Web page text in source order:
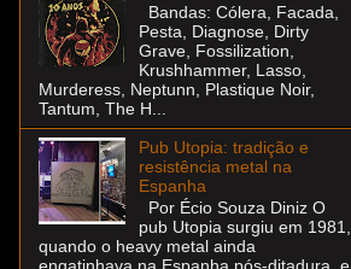
Bandas: Cólera, Facada,
Pesta, Diagnose, Dirty
Grave, Fossilization,
Krushhammer, Lasso,
Murderess, Neptunn, Plastique Noir,
Tantum, The H...
Pub Utopia: tradição e
resistência metal na
Espanha
Por Écio Souza Diniz O
pub Utopia surgiu em 1981,
quando o heavy metal ainda